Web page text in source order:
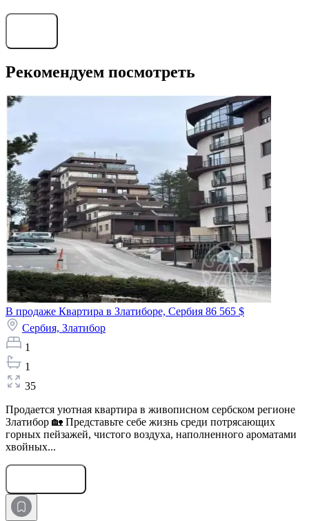
Рекомендуем посмотреть
В продаже Квартира в Златиборе, Сербия 86 565 $
Сербия, Златибор
1
1
35
Продается уютная квартира в живописном сербском регионе
Златибор 🏡 Представьте себе жизнь среди потрясающих
горных пейзажей, чистого воздуха, наполненного ароматами
хвойных...